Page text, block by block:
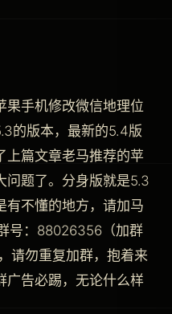
果手机修改微信地理位
的版本，最新的5.4版
上篇文章老马推荐的苹
问题了。分身版就是5.3
有不懂的地方，请加马
号：88026356（加群
请勿重复加群，抱着来
广告必踢，无论什么样